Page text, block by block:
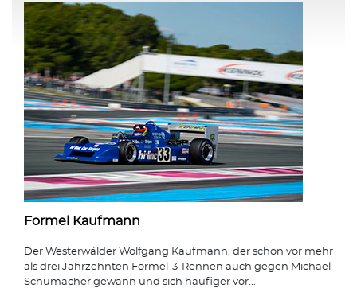
Formel Kaufmann
Der Westerwälder Wolfgang Kaufmann, der schon vor mehr
als drei Jahrzehnten Formel-3-Rennen auch gegen Michael
Schumacher gewann und sich häufiger vor...